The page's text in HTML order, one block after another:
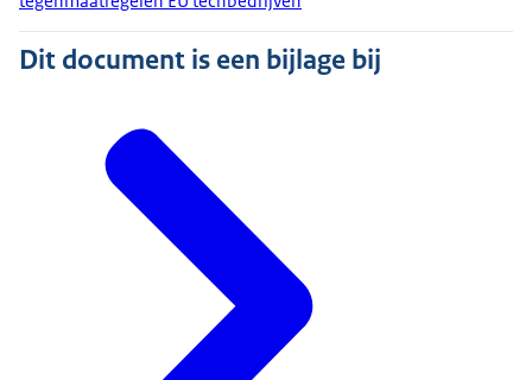
Dit document is een bijlage bij